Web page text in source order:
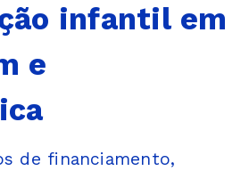
infantil em
e
de financiamento,